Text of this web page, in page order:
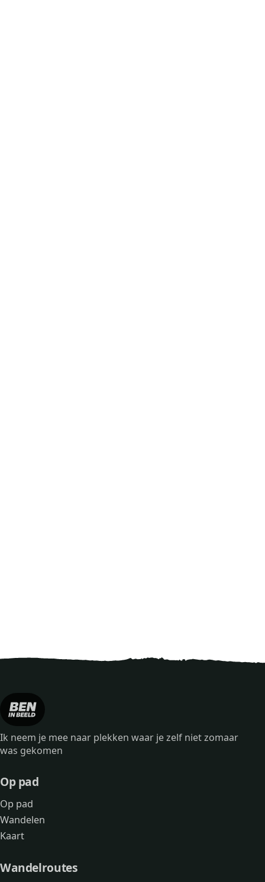
Ik neem je mee naar plekken waar je zelf niet zomaar
was gekomen
Op pad
Op pad
Wandelen
Kaart
Wandelroutes